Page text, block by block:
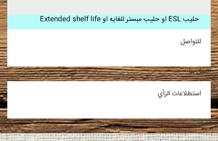
حلیب ESL او حلیب مبستر للغایه او Extended shelf life
للتواصل
اتصل بنا
استطلاعات الرأي
أخبار